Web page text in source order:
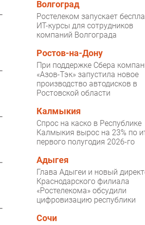
Волгоград
Ростелеком запускает
ИТ-курсы для сотрудников
компаний Волгограда
Ростов-на-Дону
При поддержке Сбера
«Азов-Тэк» запустила новое
производство автодисков в
Ростовской области
Калмыкия
Спрос на каско в Республике
Калмыкия вырос на 23% по
первого полугодия 2026-го
Адыгея
Глава Адыгеи и новый
Краснодарского филиала
«Ростелекома» обсудили
цифровизацию республики
Сочи